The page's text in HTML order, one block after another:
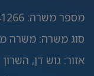
מספר משרה:
סוג משרה: משרה
אזור: גוש דן, השרון